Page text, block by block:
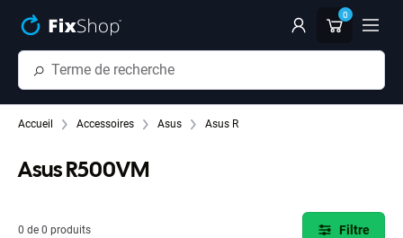
0
Accueil Accessoires Asus Asus R
Asus R500VM
0 de 0 produits Filtre